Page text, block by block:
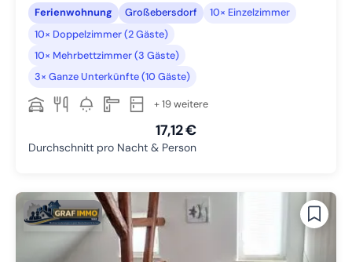
Ferienwohnung Großebersdorf
10× Einzelzimmer
10× Doppelzimmer (2 Gäste)
10× Mehrbettzimmer (3 Gäste)
3× Ganze Unterkünfte (10 Gäste)
+ 19 weitere
17,12 €
Durchschnitt pro Nacht & Person